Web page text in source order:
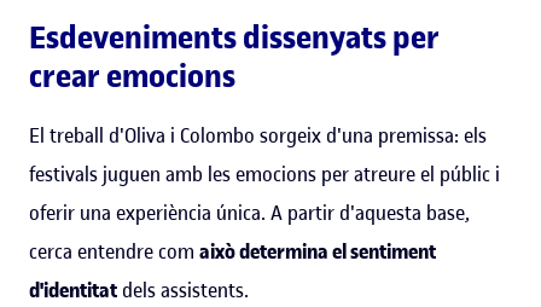
Esdeveniments dissenyats per
crear emocions
El treball d'Oliva i Colombo sorgeix d'una premissa: els
festivals juguen amb les emocions per atreure el públic i
oferir una experiència única. A partir d'aquesta base,
cerca entendre com això determina el sentiment
d'identitat dels assistents.